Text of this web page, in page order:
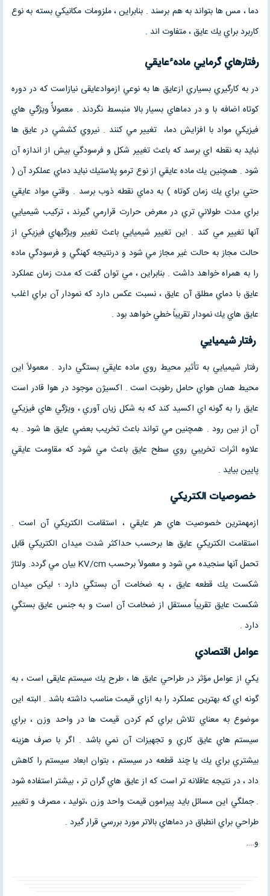
دما ، مس ها بتواند به هم برسند . بنابراين ، ملزومات مكانيكي بسته به نوع
كاربرد براي يك عايق ، متفاوت اند .
رفتارهاي گرمايي مادهءعايقي
در به كارگيري بسياري ازعايق ها به نوعي ازموادعایقی نيازاست كه در دوره
كوتاه اضافه با و در دماهاي بسيار بالا منبسط نگردند . معمولاًٌ ويژگي هاي
فيزيكي مواد با افزايش دما، تغيير مي كنند . نيروي كششي در عايق ها
نبايد به نقطه اي برسد كه باعث تغيير شكل و فرسودگي بيش از اندازه آن
شود . همچنين يك ماده عايقي از نوع ترمو پلاستيك نبايد دماي عملكرد آن (
حتي براي یك زمان كوتاه ) به دماي نقطه ذوب برسد . وقتي مواد عايقي
براي مدت طولاني تري در معرض حرارت قرارمي گيرند ، تركيب شيميايي
آنها تغيير مي كند . اين تغيير شيميايي باعث تغيير ويژگيهاي فيزيكي از
حالت مجاز به حالت غير مجاز مي شود و درنتيجه كهنگي و فرسودگي ماده
را به همراه خواهد داشت . بنابراين ، مي توان گفت كه مدت زمان عملكرد
عايق با دماي مطلق آن عايق ، نسبت عكس دارد كه نمودار آن براي اغلب
عايق هاي يك نمودار تقريباً خطي خواهد بود .
رفتار شيميايي
رفتار شيميايي به تأثير محيط روي ماده عايقي بستگي دارد . معمولاً اين
محيط همان هواي حامل رطوبت است . اكسيژن موجود در هوا قادر است
عايق را به گونه اي اكسيد كند كه به شكل زيان آوري ، ويژگي هاي فيزيكي
آن از بين رود . همچنين مي تواند باعث تخريب بعضي عايق ها شود . به
علاوه اثرات تخريبي روي سطح عايق باعث مي شود كه مقاومت عايقي
پايين بيايد .
خصوصيات الكتريكي
ازمهمترين خصوصيت هاي هر عايقي ، استقامت الكتريكي آن است .
استقامت الكتريكي عايق ها برحسب حداكثر شدت ميدان الكتريكي قابل
تحمل آنها سنجيده مي شود و معمولاً برحسب KV/cm بيان مي گردد. ولتاژ
شكست يك قطعه عايق ، به ضخامت آن بستگي دارد ؛ ليكن ميدان
شكست عايق تقريباً مستقل از ضخامت آن است و به جنس عايق بستگي
دارد .
عوامل اقتصادي
يكي از عوامل مؤثر در طراحي عايق ها ، طرح يك سيستم عایقی است ، به
گونه اي كه بهترين عملكرد را به ازاي قيمت مناسب داشته باشد . البته اين
موضوع به معناي تلاش براي كم كردن قيمت ها در واحد وزن ، براي
سيستم هاي عايق كاري و تجهيزات آن نمي باشد . اگر با صرف هزينه
بيشتري براي يك يا چند قطعه در سيستم ، بتوان ابعاد سيستم را كاهش
داد ، در نتيجه عاقلانه تر است كه از عايق هاي گران تر ، بيشتر استفاده شود
. جملگي اين مسائل بايد پيرامون قيمت واحد وزن ،توليد ، مصرف و تغيير
طراحي براي انطباق در دماهاي بالاتر مورد بررسي قرار گيرد .
و….